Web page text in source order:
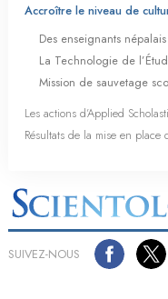
Accroître le niveau de
Des enseignants
La Technologie de
Mission de sauvetage
Les actions d’Applied
Résultats de la mise en place
SUIVEZ-NOUS